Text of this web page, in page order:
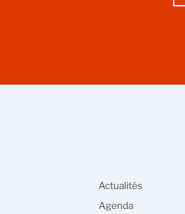
Actualités
Agenda